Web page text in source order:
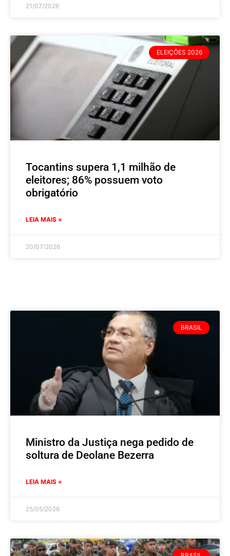
21/07/2026
ELEIÇÕES 2026
Tocantins supera 1,1 milhão de
eleitores; 86% possuem voto
obrigatório
LEIA MAIS »
20/07/2026
BRASIL
Ministro da Justiça nega pedido de
soltura de Deolane Bezerra
LEIA MAIS »
25/05/2026